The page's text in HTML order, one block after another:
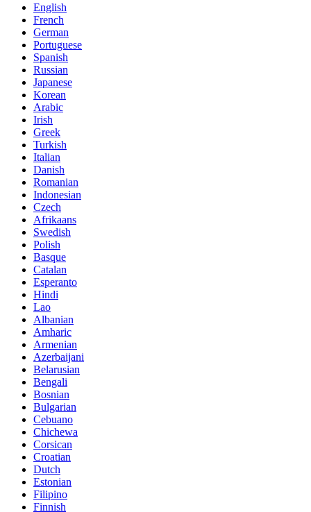
English
French
German
Portuguese
Spanish
Russian
Japanese
Korean
Arabic
Irish
Greek
Turkish
Italian
Danish
Romanian
Indonesian
Czech
Afrikaans
Swedish
Polish
Basque
Catalan
Esperanto
Hindi
Lao
Albanian
Amharic
Armenian
Azerbaijani
Belarusian
Bengali
Bosnian
Bulgarian
Cebuano
Chichewa
Corsican
Croatian
Dutch
Estonian
Filipino
Finnish